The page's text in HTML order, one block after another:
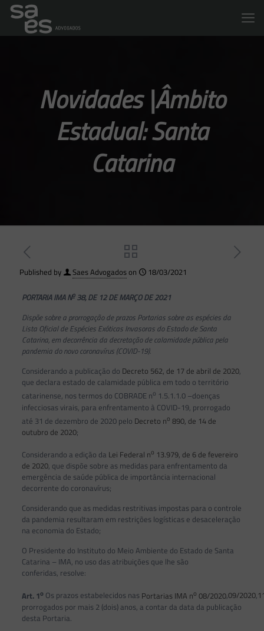
Novidades |Âmbito
Estadual: Santa
Catarina
Published by Saes Advogadoson 18/03/2021
PORTARIA IMA No38, DE 12 DE MARÇO DE 2021
Dispõe sobre a prorrogação de prazos Portarias sobre as espécies da
Lista Oficial de Espécies Exóticas Invasoras do Estado de Santa
Catarina, em decorrência da decretação de calamidade pública pela
pandemia do novo coronavírus (COVID-19).
Considerando a publicação do Decreto 562, de 17 de abril de 2020,
que declara estado de calamidade pública em todo o território
catarinense, nos termos do COBRADE no 1.5.1.1.0 –doenças
infecciosas virais, para enfrentamento à COVID-19, prorrogado
até 31 de dezembro de 2020 pelo Decreto no 890, de 14 de
outubro de 2020;
Considerando a edição da Lei Federal no 13.979, de 6 de fevereiro
de 2020, que dispõe sobre as medidas para enfrentamento da
emergência de saúde pública de importância internacional
decorrente do coronavírus;
Considerando que as medidas restritivas impostas para o controle
da pandemia resultaram em restrições logísticas e desaceleração
na economia do Estado;
O Presidente do Instituto do Meio Ambiente do Estado de Santa
Catarina – IMA, no uso das atribuições que lhe são
conferidas, resolve:
Art. 1o Os prazos estabelecidos nas Portarias IMA no 08/2020,09/2020,
prorrogados por mais 2 (dois) anos, a contar da data da publicação
desta Portaria.